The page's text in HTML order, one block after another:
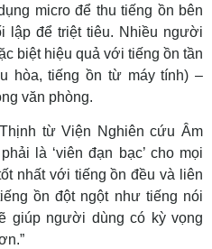
micro để thu tiếng ồn bên
lập để triệt tiêu. Nhiều người
biệt hiệu quả với tiếng ồn tần
hòa, tiếng ồn từ máy tính) –
văn phòng.
từ Viện Nghiên cứu Âm
là ‘viên đạn bạc’ cho mọi
nhất với tiếng ồn đều và liên
ồn đột ngột như tiếng nói
giúp người dùng có kỳ vọng